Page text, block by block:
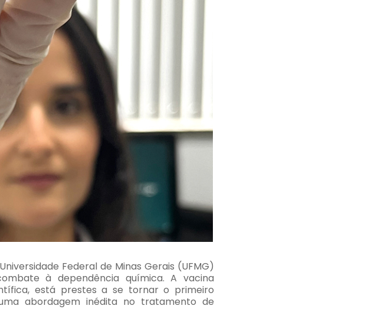
Federal de Minas Gerais (UFMG)
à dependência química. A vacina
está prestes a se tornar o primeiro
abordagem inédita no tratamento de